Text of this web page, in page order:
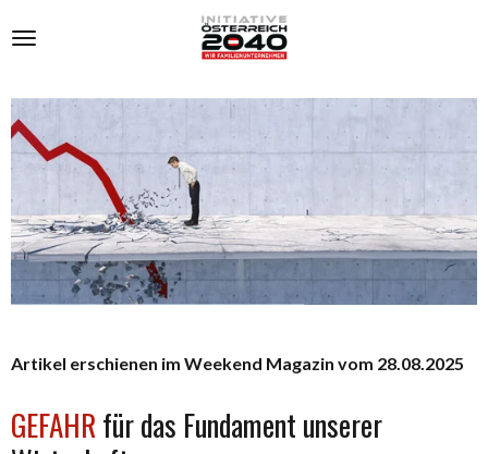
Hauptinhalt
Artikel erschienen im Weekend Magazin vom 28.08.2025
GEFAHRfür das Fundament unserer